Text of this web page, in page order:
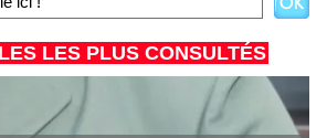
LES PLUS CONSULTÉS